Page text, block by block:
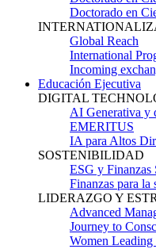
Doctorado en
Global Reach
International
Incoming
Educación Ejecutiva
DIGITAL
AI Generativa y
EMERITUS
IA para Altos
SOSTENIBILIDAD
ESG y Finanzas
Finanzas para
LIDERAZGO Y
Advanced
Journey to
Women